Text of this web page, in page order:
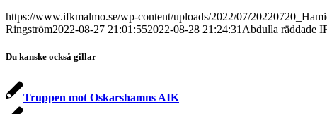
https://www.ifkmalmo.se/wp-content/uploads/2022/07/
Ringström2022-08-27 21:01:552022-08-28 21:24:31 Abdulla räddade
Du kanske också gillar
Truppen mot Oskarshamns AIK